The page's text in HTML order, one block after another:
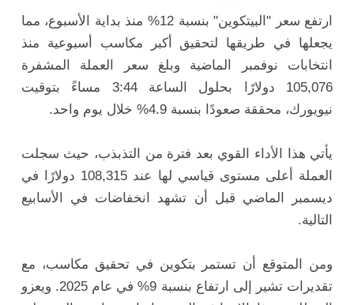
ارتفع سعر "البيتكوين" بنسبة 12% منذ بداية الأسبوع، مما
يجعلها في طريقها لتحقيق أكبر مكاسب أسبوعية منذ
انتخابات نوفمبر الماضية وبلغ سعر العملة المشفرة
105,076 دولارًا بحلول الساعة 3:44 مساءً بتوقيت
نيويورك، محققة صعودًا بنسبة 4.9% خلال يوم واحد.
يأتي هذا الأداء القوي بعد فترة من التذبذب، حيث سجلت
العملة أعلى مستوى قياسي لها عند 108,315 دولارًا في
ديسمبر الماضي قبل أن تشهد انخفاضات في الأسابيع
التالية.
ومن المتوقع أن تستمر بتكوين في تحقيق مكاسب، مع
تقديرات تشير إلى ارتفاع بنسبة 9% في عام 2025. ويعزو